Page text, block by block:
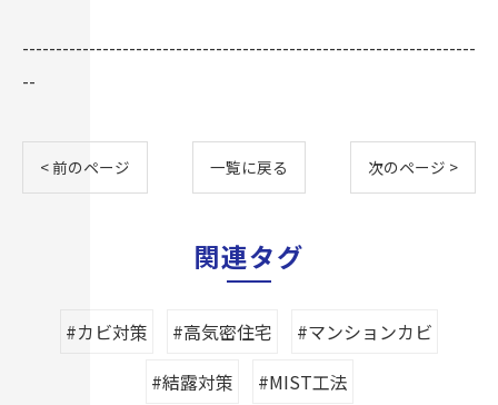
--------------------------------------------------------------------
--
< 前のページ 一覧に戻る 次のページ >
関連タグ
#カビ対策 #高気密住宅
#マンションカビ
#結露対策
#MIST工法